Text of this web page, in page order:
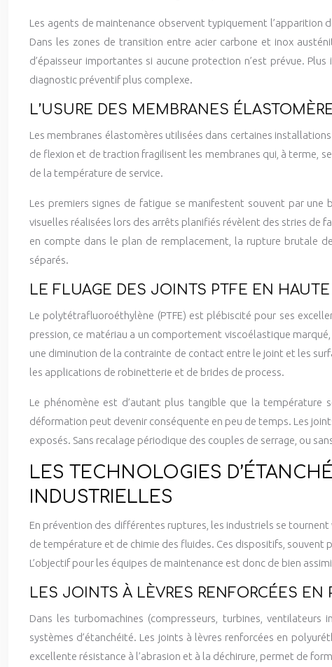
Les agents de maintenance observent typiquement l’apparition
Dans les zones de transition entre acier carbone et inox
d’épaisseur importantes si aucune protection n’est prévue.
diagnostic préventif plus complexe.
L’USURE DES MEMBRANES
Les membranes élastomères utilisées dans certaines
de flexion et de traction fragilisent les membranes qui, à terme,
de la température de service.
Les premiers signes de fatigue se manifestent souvent par
visuelles réalisées lors des arrêts planifiés révèlent des stries de
en compte dans le plan de remplacement, la rupture brutale
séparés.
LE FLUAGE DES JOINTS PTFE EN HAUTE
Le polytétrafluoroéthylène (PTFE) est plébiscité pour ses
pression, ce matériau a un comportement viscoélastique
une diminution de la contrainte de contact entre le joint et les
les applications de robinetterie et de brides de process.
Le phénomène est d’autant plus tangible que la température
déformation peut devenir conséquente en peu de temps. Les
exposés. Sans recalage périodique des couples de serrage, ou
LES TECHNOLOGIES
INDUSTRIELLES
En prévention des différentes ruptures, les industriels se
de température et de chimie des fluides. Ces dispositifs,
L’objectif pour les équipes de maintenance est donc de bien
LES JOINTS À LÈVRES RENFORCÉES
Dans les turbomachines (compresseurs, turbines,
systèmes d’étanchéité. Les joints à lèvres renforcées en
excellente résistance à l’abrasion et à la déchirure, permet de